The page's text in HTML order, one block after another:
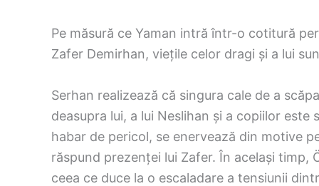
Pe măsură ce Yaman intră într-o cotitură
Zafer Demirhan, viețile celor dragi și a lui
Serhan realizează că singura cale de a
deasupra lui, a lui Neslihan și a copiilor este
habar de pericol, se enervează din motive
răspund prezenței lui Zafer. În același timp,
ceea ce duce la o escaladare a tensiunii